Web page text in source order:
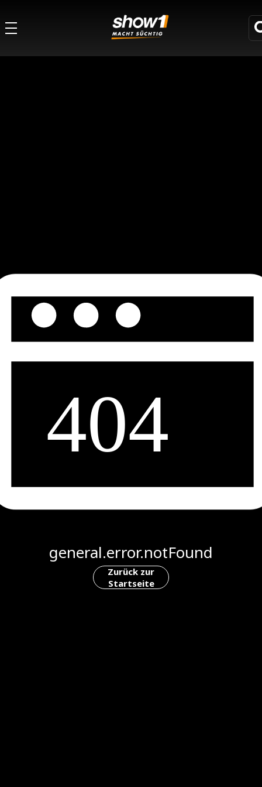
general.error.notFound
Zurück zur
Startseite